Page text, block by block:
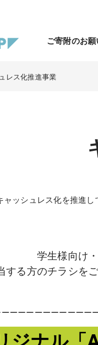
ご寄附のお
レス化推進事業
ャッシュレス化を推進
学生様向け
する方のチラシを
ーーーーーーーーーー